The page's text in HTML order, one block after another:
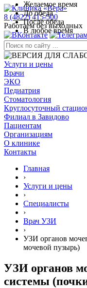
8 (4822) 415-500
Работаем без выходных
Услуги и цены
Врачи
ЭКО
Педиатрия
Стоматология
Круглосуточный
Филиал в Завидово
Пациентам
Организациям
О клинике
Контакты
Главная
›
Услуги и цены
›
Специалисты
›
Врач УЗИ
›
УЗИ органов
мочевой пузырь)
УЗИ органов
системы
Желаемое время
До обеда
После обеда
В любое время